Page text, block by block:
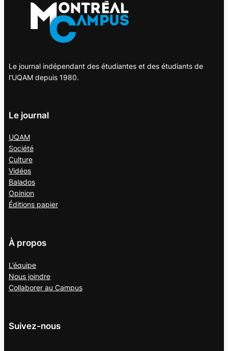
Le journal indépendant des étudiantes et des étudiants de
l'UQAM depuis 1980.
Le journal
UQAM
Société
Culture
Vidéos
Balados
Opinion
Éditions papier
À propos
L’équipe
Nous joindre
Collaborer au Campus
Suivez-nous